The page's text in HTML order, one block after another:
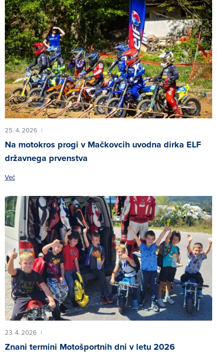
25. 4. 2026 |
Na motokros progi v Mačkovcih uvodna dirka ELF
državnega prvenstva
Več
23. 4. 2026 |
Znani termini Motošportnih dni v letu 2026